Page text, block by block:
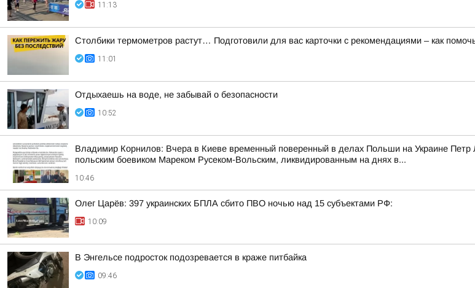
11:13
Столбики термометров растут… Подготовили для вас карточки с рекомендациями – как
11:01
Отдыхаешь на воде, не забывай о безопасности
10:52
Владимир Корнилов: Вчера в Киеве временный поверенный в делах Польши на Украине
польским боевиком Мареком Русеком-Вольским, ликвидированным на днях в...
10:46
Олег Царёв: 397 украинских БПЛА сбито ПВО ночью над 15 субъектами РФ:
10:09
В Энгельсе подросток подозревается в краже питбайка
09:46